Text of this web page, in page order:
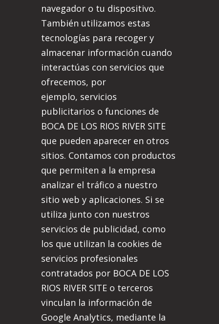
navegador o tu dispositivo.
También utilizamos estas
tecnologías para recoger y
almacenar información cuando
interactúas con servicios que
ofrecemos, por
ejemplo, servicios
publicitarios o funciones de
BOCA DE LOS RIOS RIVER SITE
que pueden aparecer en otros
sitios. Contamos con productos
que permiten a la empresa
analizar el tráfico a nuestro
sitio web y aplicaciones. Si se
utiliza junto con nuestros
servicios de publicidad, como
los que utilizan la cookies de
servicios profesionales
contratados por BOCA DE LOS
RIOS RIVER SITE o terceros
vinculan la información de
Google Analytics, mediante la